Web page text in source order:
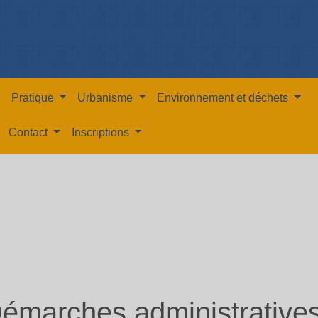
Pratique Urbanisme Environnement et déchets
Contact Inscriptions